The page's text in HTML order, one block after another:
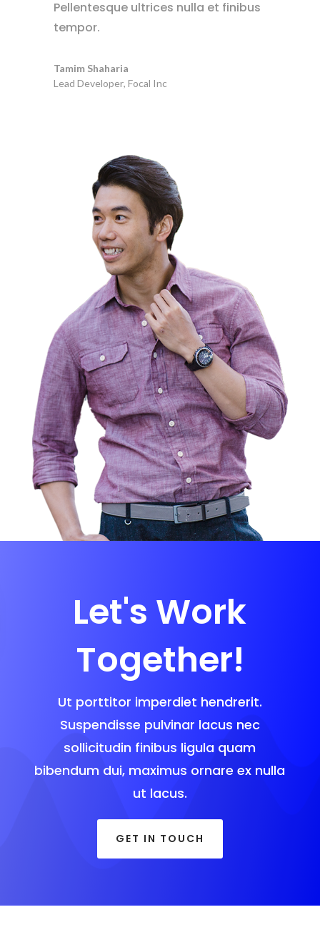
Pellentesque ultrices nulla et finibus
tempor.
Tamim Shaharia
Lead Developer, Focal Inc
Let's Work
Together!
Ut porttitor imperdiet hendrerit.
Suspendisse pulvinar lacus nec
sollicitudin finibus ligula quam
bibendum dui, maximus ornare ex nulla
ut lacus.
GET IN TOUCH